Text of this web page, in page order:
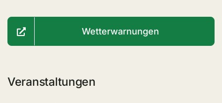
Wetterwarnungen
Veranstaltungen